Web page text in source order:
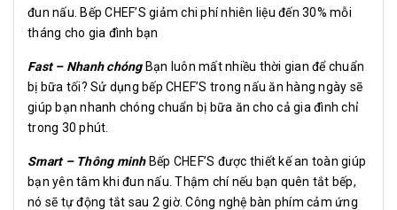
đun nấu. Bếp CHEF’S giảm chi phí nhiên liệu đến 30% mỗi
tháng cho gia đình bạn
Fast – Nhanh chóngBạn luôn mất nhiều thời gian để chuẩn
bị bữa tối? Sử dụng bếp CHEF’S trong nấu ăn hàng ngày sẽ
giúp bạn nhanh chóng chuẩn bị bữa ăn cho cả gia đình chỉ
trong 30 phút.
Smart – Thông minhBếp CHEF’S được thiết kế an toàn giúp
bạn yên tâm khi đun nấu. Thậm chí nếu bạn quên tắt bếp,
nó sẽ tự động tắt sau 2 giờ. Công nghệ bàn phím cảm ứng